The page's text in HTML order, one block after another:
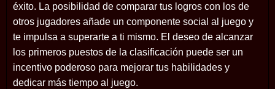
éxito. La posibilidad de comparar tus logros con los de
otros jugadores añade un componente social al juego y
te impulsa a superarte a ti mismo. El deseo de alcanzar
los primeros puestos de la clasificación puede ser un
incentivo poderoso para mejorar tus habilidades y
dedicar más tiempo al juego.